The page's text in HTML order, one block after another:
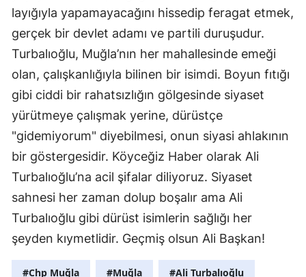
layığıyla yapamayacağını hissedip feragat etmek,
gerçek bir devlet adamı ve partili duruşudur.
Turbalıoğlu, Muğla’nın her mahallesinde emeği
olan, çalışkanlığıyla bilinen bir isimdi. Boyun fıtığı
gibi ciddi bir rahatsızlığın gölgesinde siyaset
yürütmeye çalışmak yerine, dürüstçe
"gidemiyorum" diyebilmesi, onun siyasi ahlakının
bir göstergesidir. Köyceğiz Haber olarak Ali
Turbalıoğlu’na acil şifalar diliyoruz. Siyaset
sahnesi her zaman dolup boşalır ama Ali
Turbalıoğlu gibi dürüst isimlerin sağlığı her
şeyden kıymetlidir. Geçmiş olsun Ali Başkan!
#Chp Muğla #Muğla #Ali Turbalıoğlu